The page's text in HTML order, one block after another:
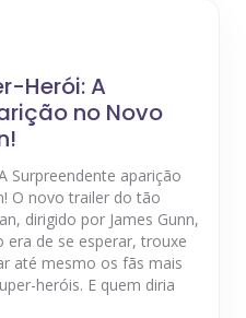
Herói: A
no Novo
Surpreendente aparição
O novo trailer do tão
dirigido por James Gunn,
era de se esperar, trouxe
até mesmo os fãs mais
heróis. E quem diria